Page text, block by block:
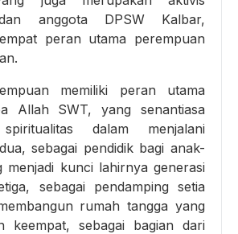
anggota DPSW Kalbar,
peran utama perempuan
memiliki peran utama
Allah SWT, yang senantiasa
dalam menjalani
sebagai pendidik bagi anak-
menjadi kunci lahirnya generasi
sebagai pendamping setia
rumah tangga yang
keempat, sebagai bagian dari